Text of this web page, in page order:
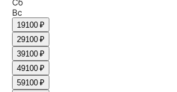
Сб
Вс
19100 ₽
29100 ₽
39100 ₽
49100 ₽
59100 ₽